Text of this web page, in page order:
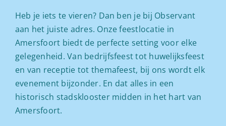
Heb je iets te vieren? Dan ben je bij Observant
aan het juiste adres. Onze feestlocatie in
Amersfoort biedt de perfecte setting voor elke
gelegenheid. Van bedrijfsfeest tot huwelijksfeest
en van receptie tot themafeest, bij ons wordt elk
evenement bijzonder. En dat alles in een
historisch stadsklooster midden in het hart van
Amersfoort.